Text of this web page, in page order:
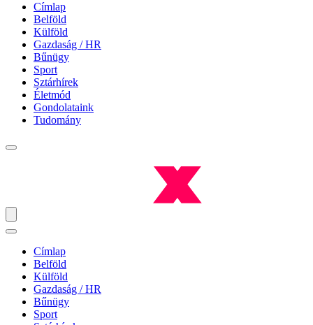
Címlap
Belföld
Külföld
Gazdaság / HR
Bűnügy
Sport
Sztárhírek
Életmód
Gondolataink
Tudomány
Címlap
Belföld
Külföld
Gazdaság / HR
Bűnügy
Sport